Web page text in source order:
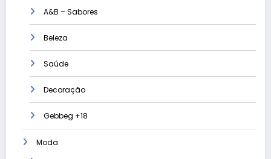
A&B – Sabores
Beleza
Saúde
Decoração
Gebbeg +18
Moda